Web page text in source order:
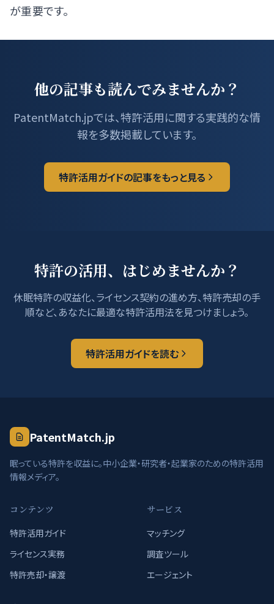
が重要です。
他の記事も読んでみませんか？
PatentMatch.jpでは、特許活用に関する実践的な情
報を多数掲載しています。
特許活用ガイドの記事をもっと見る
特許の活用、はじめませんか？
休眠特許の収益化、ライセンス契約の進め方、特許売却の手
順など、あなたに最適な特許活用法を見つけましょう。
特許活用ガイドを読む
PatentMatch.jp
眠っている特許を収益に。中小企業・研究者・起業家のための特許活用
情報メディア。
コンテンツ
特許活用ガイド
ライセンス実務
特許売却・譲渡
サービス
マッチング
調査ツール
エージェント